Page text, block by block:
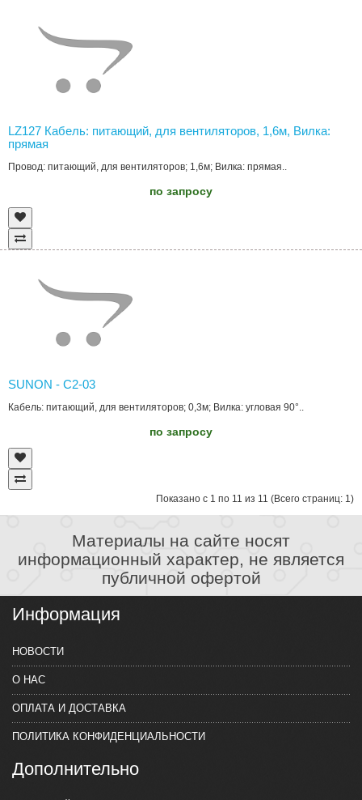
LZ127 Кабель: питающий, для вентиляторов, 1,6м, Вилка:
прямая
Провод: питающий, для вентиляторов; 1,6м; Вилка: прямая..
по запросу
SUNON - C2-03
Кабель: питающий, для вентиляторов; 0,3м; Вилка: угловая 90°..
по запросу
Показано с 1 по 11 из 11 (Всего страниц: 1)
Материалы на сайте носят
информационный характер, не является
публичной офертой
Информация
НОВОСТИ
О НАС
ОПЛАТА И ДОСТАВКА
ПОЛИТИКА КОНФИДЕНЦИАЛЬНОСТИ
Дополнительно